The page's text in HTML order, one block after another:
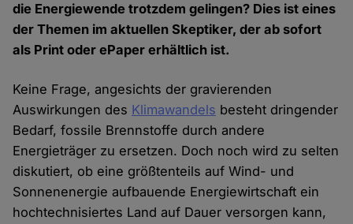
die Energiewende trotzdem gelingen? Dies ist eines
der Themen im aktuellen Skeptiker, der ab sofort
als Print oder ePaper erhältlich ist.
Keine Frage, angesichts der gravierenden
Auswirkungen des Klimawandels besteht dringender
Bedarf, fossile Brennstoffe durch andere
Energieträger zu ersetzen. Doch noch wird zu selten
diskutiert, ob eine größtenteils auf Wind- und
Sonnenenergie aufbauende Energiewirtschaft ein
hochtechnisiertes Land auf Dauer versorgen kann,